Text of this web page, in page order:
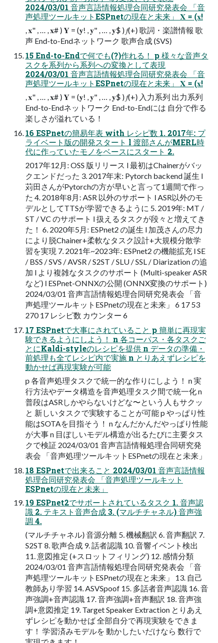
2024/03/01 音声言語情報処理合同研究発表会 「音
声処理ツールキットESPnetの現在と未来」 𝐗 = (𝐱!
, 𝐱" , … , 𝐱# ) 𝐘 = (𝐲! , 𝐲" , … , 𝐲$ ) 𝑓(+) 歌詞・楽譜情報 歌
声 End-to-Endネットワーク 歌声合成 (SVS)
15 End-to-Endで何でも(?)作れる！ p 様々な音声タ
スクを系列から系列への変換として表現
2024/03/01 音声言語情報処理合同研究発表会 「音
声処理ツールキットESPnetの現在と未来」 𝐗 = (𝐱!
, 𝐱" , … , 𝐱# ) 𝐘 = (𝐲! , 𝐲" , … , 𝐲$ ) 𝑓(+) 入力系列 出力系列
End-to-Endネットワーク End-to-Endには 自分で作る
楽しさが溢れている！
16 ESPnetの簡易年表 with レシピ数 1. 2017年: プ
ライベート版の開発スタート l 渡部さんがMERL時
代に作っていたモノをベースにスタート 2.
2017年12月: OSS 版リリース l 最初はChainerがバッ
クエンドだった 3. 2017年末: Pytorch backend 誕生 l
苅田さんがPytorchの方が早いと言って1週間で作っ
た 4. 2018年8月: ASR 以外のサポート l ASR以外のモ
デルとしてTTSが学習できるように 5. 2019年: MT /
ST / VC のサポート l 扱えるタスクが段々と増えてき
た！ 6. 2020年5月: ESPnet2 の誕生 l 加茂さんの尽力
により脱Chainer+柔軟なタスク設計+大規模分散学
習を実現 7. 2021年~2023年: ESPnet2 の機能拡充 l SE
/ BSS / SVS / AVSR / S2ST / SLU / SSL / Diarization の追
加 l より複雑なタスクのサポート (Multi-speaker ASR
など) l ESPnet-ONNXの公開 (ONNX変換のサポート)
2024/03/01 音声言語情報処理合同研究発表会 「音
声処理ツールキットESPnetの現在と未来」 6 17 53
270 17 レシピ数 カウンター 6
17 ESPnetで大事にされていること p 簡単に再現実
験できるようにしよう！ n 各コーパス・各タスクご
とにKaldi-styleのレシピを提供 n データの準備・
前処理も全てレシピ内で実施 n とりあえずレシピを
動かせば再現実験が可能
p 各音声処理タスクで統一的な作りにしよう！ n 実
行方法やデータ構造を音声処理タスク間で統一化 n
普段はASRしかやらないけどな〜という人もサクッ
と 新しいタスクで実験することが可能 p やっぱり性
能はSOTAを目指そう！ n なんだかんだやっぱり性能
が大事 n 目ぼしいモデル構造が出るたびに主要タス
クで検証 2024/03/01 音声言語情報処理合同研究発
表会 「音声処理ツールキットESPnetの現在と未来」
18 ESPnetで出来ること 2024/03/01 音声言語情報
処理合同研究発表会 「音声処理ツールキット
ESPnetの現在と未来」
19 ESPnet2でサポートされているタスク 1. 音声認
識 2. テキスト音声合成 3. (マルチチャネル) 音声強
調 4.
(マルチチャネル) 音源分離 5. 機械翻訳 6. 音声翻訳 7.
S2ST 8. 歌声合成 9. 話者認識 10. 音響イベント検出
11. 意図推定 (+スロットフィリング) 12. 感情分類
2024/03/01 音声言語情報処理合同研究発表会 「音
声処理ツールキットESPnetの現在と未来」 13. 自己
教師あり学習 14. ASVSpoof 15. 多話者音声認識 16. 音
声強調+音声認識 17. 音声強調+音声翻訳 18. 音声強
調+意図推定 19. Target Speaker Extraction とりあえ
ずレシピを動かせば 全部自分で再現実験をできま
す！ 学習済みモデルを 動かしたいだけなら 数行で